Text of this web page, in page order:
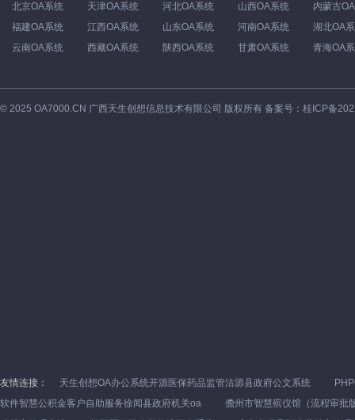
北京OA系统 天津OA系统 河北OA系统 山西OA系统
内蒙古
福建OA系统
江西OA系统 山东OA系统 河南OA系统
湖北OA
云南OA系统
西藏OA系统 陕西OA系统 甘肃OA系统 青海OA
© 2025 OA7000.CN 广西天生创想信息技术有限公司 版权所有 备案号： 桂ICP备
友情连接： 天生创想OA办公系统开源医保药品监管沽源县政府公文系统
软件智慧公积金客户自助服务徐闻县政府机关oa
儋州市智慧殡仪馆（流程审批